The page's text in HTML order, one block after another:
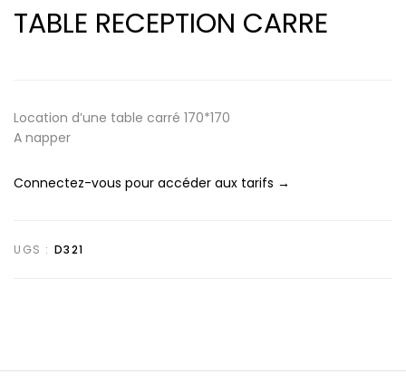
TABLE RECEPTION CARRE
Location d’une table carré 170*170
A napper
Connectez-vous pour accéder aux tarifs →
UGS : D321